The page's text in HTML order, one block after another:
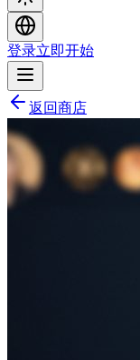
登录立即开始
返回商店